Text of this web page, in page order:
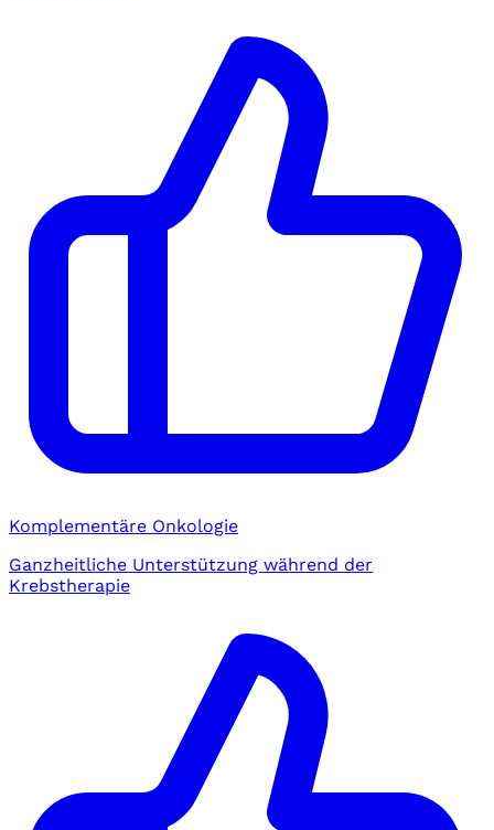
Komplementäre Onkologie
Ganzheitliche Unterstützung während der
Krebstherapie